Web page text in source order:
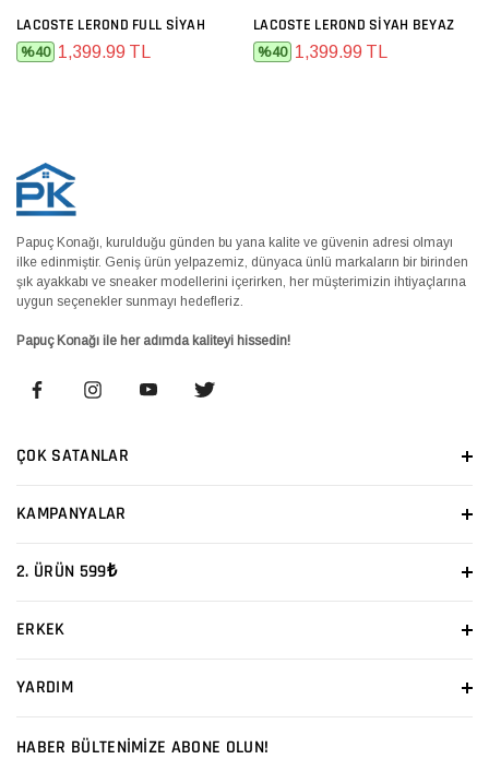
LACOSTE LEROND FULL SIYAH
%40 1,399.99 TL
LACOSTE LEROND SIYAH BEYAZ
%40 1,399.99 TL
Papuç Konağı, kurulduğu günden bu yana kalite ve güvenin adresi olmayı
ilke edinmiştir. Geniş ürün yelpazemiz, dünyaca ünlü markaların bir birinden
şık ayakkabı ve sneaker modellerini içerirken, her müşterimizin ihtiyaçlarına
uygun seçenekler sunmayı hedefleriz.
Papuç Konağı ile her adımda kaliteyi hissedin!
ÇOK SATANLAR
KAMPANYALAR
2. ÜRÜN 599₺
ERKEK
YARDIM
HABER BÜLTENİMİZE ABONE OLUN!